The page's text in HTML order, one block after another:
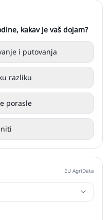
kakav je vaš dojam?
i putovanja
razliku
porasle
EU AgriData